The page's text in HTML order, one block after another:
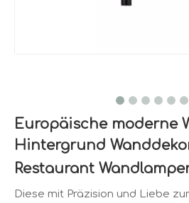
Europäische moderne
Hintergrund
Restaurant
Diese mit Präzision und Liebe